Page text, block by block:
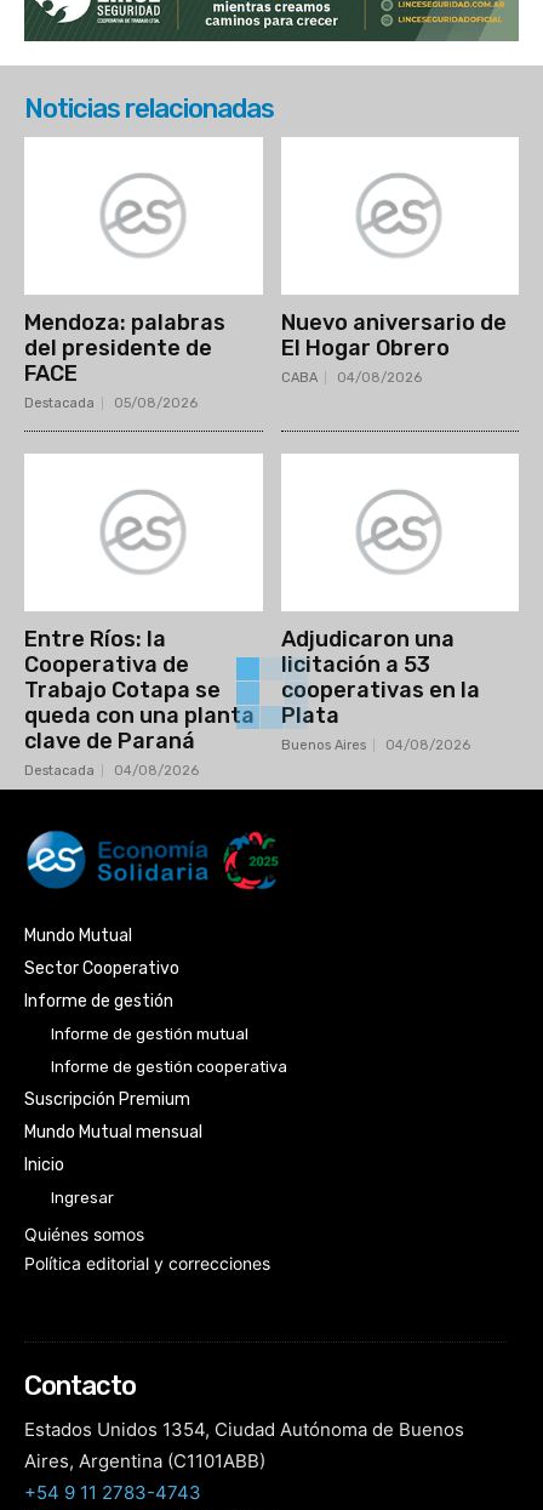
Noticias relacionadas
Mendoza: palabras
del presidente de
FACE
Destacada 05/08/2026
Nuevo aniversario de
El Hogar Obrero
CABA 04/08/2026
Entre Ríos: la
Cooperativa de
Trabajo Cotapa se
queda con una planta
clave de Paraná
Destacada 04/08/2026
Adjudicaron una
licitación a 53
cooperativas en la
Plata
Buenos Aires 04/08/2026
Mundo Mutual
Sector Cooperativo
Informe de gestión
Informe de gestión mutual
Informe de gestión cooperativa
Suscripción Premium
Mundo Mutual mensual
Inicio
Ingresar
Quiénes somos
Política editorial y correcciones
Contacto
Estados Unidos 1354, Ciudad Autónoma de Buenos
Aires, Argentina (C1101ABB)
+54 9 11 2783-4743